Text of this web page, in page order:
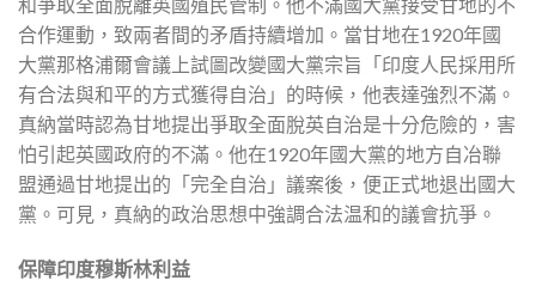
和爭取全面脫離英國殖民管制。他不滿國大黨接受甘地的不
合作運動，致兩者間的矛盾持續增加。當甘地在1920年國
大黨那格浦爾會議上試圖改變國大黨宗旨「印度人民採用所
有合法與和平的方式獲得自治」的時候，他表達強烈不滿。
真納當時認為甘地提出爭取全面脫英自治是十分危險的，害
怕引起英國政府的不滿。他在1920年國大黨的地方自冶聯
盟通過甘地提出的「完全自治」議案後，便正式地退出國大
黨。可見，真納的政治思想中強調合法温和的議會抗爭。
保障印度穆斯林利益